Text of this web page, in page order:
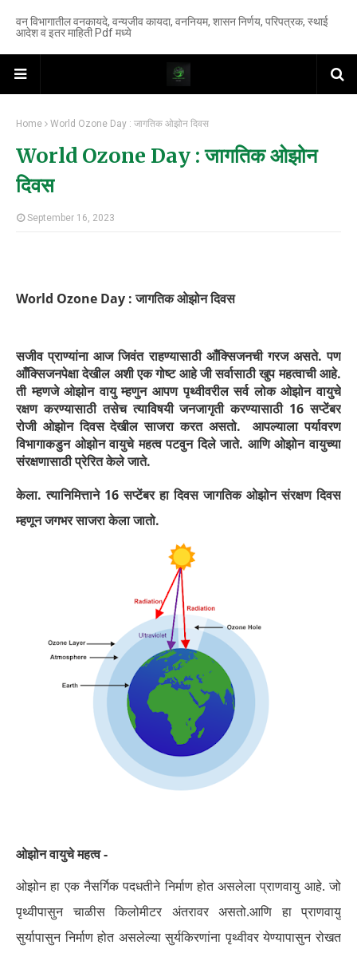
वन विभागातील वनकायदे, वन्यजीव कायदा, वननियम, शासन निर्णय, परिपत्रक, स्थाई
आदेश व इतर माहिती Pdf मध्ये
Home World Ozone Day : जागतिक ओझोन दिवस
World Ozone Day : जागतिक ओझोन
दिवस
September 16, 2023
World Ozone Day : जागतिक ओझोन दिवस
सजीव प्राण्यांना आज जिवंत राहण्यासाठी आँक्सिजनची गरज असते. पण
आँक्सिजनपेक्षा देखील अशी एक गोष्ट आहे जी सर्वासाठी खुप महत्वाची आहे.
ती म्हणजे ओझोन वायु म्हणुन आपण पृथ्वीवरील सर्व लोक ओझोन वायुचे
रक्षण करण्यासाठी तसेच त्याविषयी जनजागृती करण्यासाठी 16 सप्टेंबर
रोजी ओझोन दिवस देखील साजरा करत असतो.
आपल्याला पर्यावरण
विभागाकडुन ओझोन वायुचे महत्व पटवुन दिले जाते. आणि ओझोन वायुच्या
संरक्षणासाठी प्रेरित केले जाते.
केला. त्यानिमित्ताने 16 सप्टेंबर हा दिवस जागतिक ओझोन संरक्षण दिवस
म्हणून जगभर साजरा केला जातो.
ओझोन वायुचे महत्व -
ओझोन हा एक नैसर्गिक पदधतीने निर्माण होत असलेला प्राणवायु आहे. जो
पृथ्वीपासुन चाळीस किलोमीटर अंतरावर असतो.आणि हा प्राणवायु
सुर्यापासुन निर्माण होत असलेल्या सुर्यकिरणांना पृथ्वीवर येण्यापासुन रोखत